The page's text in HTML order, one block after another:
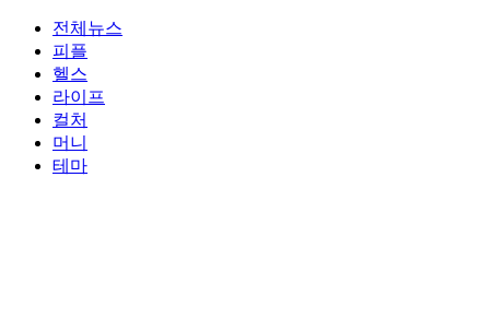
전체뉴스
피플
헬스
라이프
컬처
머니
테마